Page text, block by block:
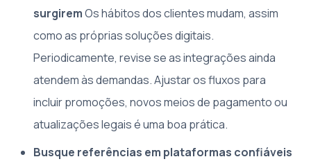
surgiremOs hábitos dos clientes mudam, assim
como as próprias soluções digitais.
Periodicamente, revise se as integrações ainda
atendem às demandas. Ajustar os fluxos para
incluir promoções, novos meios de pagamento ou
atualizações legais é uma boa prática.
Busque referências em plataformas confiáveis